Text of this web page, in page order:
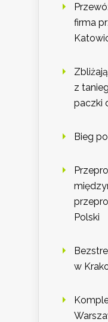
firma
z
paczki
Bieg
Polski
w